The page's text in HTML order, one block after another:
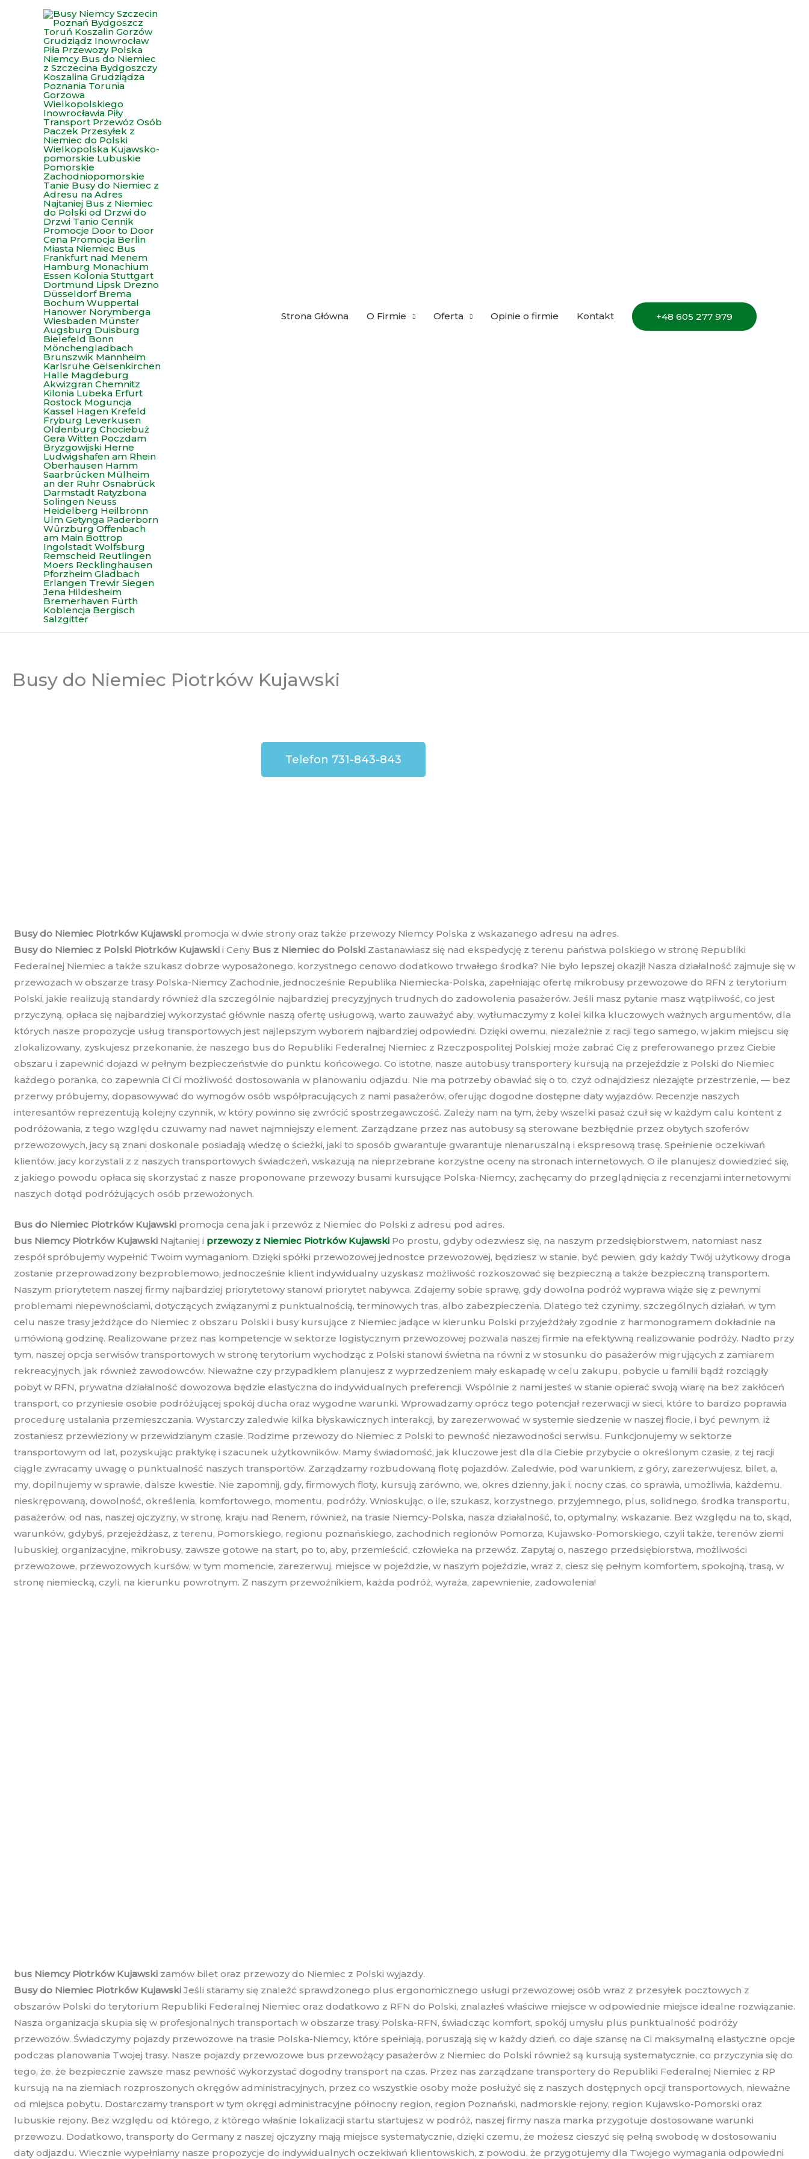
Strona Główna O Firmie Oferta Opinie o firmie Kontakt +48 605 277 979
Busy do Niemiec Piotrków Kujawski
Telefon 731-843-843
Busy do Niemiec Piotrków Kujawski promocja w dwie strony oraz także przewozy Niemcy Polska z wskazanego adresu na adres.
Busy do Niemiec z Polski Piotrków Kujawski i Ceny Bus z Niemiec do Polski Zastanawiasz się nad ekspedycję z terenu państwa polskiego w stronę Republiki
Federalnej Niemiec a także szukasz dobrze wyposażonego, korzystnego cenowo dodatkowo trwałego środka? Nie było lepszej okazji! Nasza działalność zajmuje się w
przewozach w obszarze trasy Polska-Niemcy Zachodnie, jednocześnie Republika Niemiecka-Polska, zapełniając ofertę mikrobusy przewozowe do RFN z terytorium
Polski, jakie realizują standardy również dla szczególnie najbardziej precyzyjnych trudnych do zadowolenia pasażerów. Jeśli masz pytanie masz wątpliwość, co jest
przyczyną, opłaca się najbardziej wykorzystać głównie naszą ofertę usługową, warto zauważyć aby, wytłumaczymy z kolei kilka kluczowych ważnych argumentów, dla
których nasze propozycje usług transportowych jest najlepszym wyborem najbardziej odpowiedni. Dzięki owemu, niezależnie z racji tego samego, w jakim miejscu się
zlokalizowany, zyskujesz przekonanie, że naszego bus do Republiki Federalnej Niemiec z Rzeczpospolitej Polskiej może zabrać Cię z preferowanego przez Ciebie
obszaru i zapewnić dojazd w pełnym bezpieczeństwie do punktu końcowego. Co istotne, nasze autobusy transportery kursują na przejeździe z Polski do Niemiec
każdego poranka, co zapewnia Ci Ci możliwość dostosowania w planowaniu odjazdu. Nie ma potrzeby obawiać się o to, czyż odnajdziesz niezajęte przestrzenie, — bez
przerwy próbujemy, dopasowywać do wymogów osób współpracujących z nami pasażerów, oferując dogodne dostępne daty wyjazdów. Recenzje naszych
interesantów reprezentują kolejny czynnik, w który powinno się zwrócić spostrzegawczość. Zależy nam na tym, żeby wszelki pasaż czuł się w każdym calu kontent z
podróżowania, z tego względu czuwamy nad nawet najmniejszy element. Zarządzane przez nas autobusy są sterowane bezbłędnie przez obytych szoferów
przewozowych, jacy są znani doskonale posiadają wiedzę o ścieżki, jaki to sposób gwarantuje gwarantuje nienaruszalną i ekspresową trasę. Spełnienie oczekiwań
klientów, jacy korzystali z z naszych transportowych świadczeń, wskazują na nieprzebrane korzystne oceny na stronach internetowych. O ile planujesz dowiedzieć się,
z jakiego powodu opłaca się skorzystać z nasze proponowane przewozy busami kursujące Polska-Niemcy, zachęcamy do przeglądnięcia z recenzjami internetowymi
naszych dotąd podróżujących osób przewożonych.
Bus do Niemiec Piotrków Kujawski promocja cena jak i przewóz z Niemiec do Polski z adresu pod adres.
bus Niemcy Piotrków Kujawski Najtaniej i przewozy z Niemiec Piotrków Kujawski Po prostu, gdyby odezwiesz się, na naszym przedsiębiorstwem, natomiast nasz
zespół spróbujemy wypełnić Twoim wymaganiom. Dzięki spółki przewozowej jednostce przewozowej, będziesz w stanie, być pewien, gdy każdy Twój użytkowy droga
zostanie przeprowadzony bezproblemowo, jednocześnie klient indywidualny uzyskasz możliwość rozkoszować się bezpieczną a także bezpieczną transportem.
Naszym priorytetem naszej firmy najbardziej priorytetowy stanowi priorytet nabywca. Zdajemy sobie sprawę, gdy dowolna podróż wyprawa wiąże się z pewnymi
problemami niepewnościami, dotyczących związanymi z punktualnością, terminowych tras, albo zabezpieczenia. Dlatego też czynimy, szczególnych działań, w tym
celu nasze trasy jeżdżące do Niemiec z obszaru Polski i busy kursujące z Niemiec jadące w kierunku Polski przyjeżdżały zgodnie z harmonogramem dokładnie na
umówioną godzinę. Realizowane przez nas kompetencje w sektorze logistycznym przewozowej pozwala naszej firmie na efektywną realizowanie podróży. Nadto przy
tym, naszej opcja serwisów transportowych w stronę terytorium wychodząc z Polski stanowi świetna na równi z w stosunku do pasażerów migrujących z zamiarem
rekreacyjnych, jak również zawodowców. Nieważne czy przypadkiem planujesz z wyprzedzeniem mały eskapadę w celu zakupu, pobycie u familii bądź rozciągły
pobyt w RFN, prywatna działalność dowozowa będzie elastyczna do indywidualnych preferencji. Wspólnie z nami jesteś w stanie opierać swoją wiarę na bez zakłóceń
transport, co przyniesie osobie podróżującej spokój ducha oraz wygodne warunki. Wprowadzamy oprócz tego potencjał rezerwacji w sieci, które to bardzo poprawia
procedurę ustalania przemieszczania. Wystarczy zaledwie kilka błyskawicznych interakcji, by zarezerwować w systemie siedzenie w naszej flocie, i być pewnym, iż
zostaniesz przewieziony w przewidzianym czasie. Rodzime przewozy do Niemiec z Polski to pewność niezawodności serwisu. Funkcjonujemy w sektorze
transportowym od lat, pozyskując praktykę i szacunek użytkowników. Mamy świadomość, jak kluczowe jest dla dla Ciebie przybycie o określonym czasie, z tej racji
ciągle zwracamy uwagę o punktualność naszych transportów. Zarządzamy rozbudowaną flotę pojazdów. Zaledwie, pod warunkiem, z góry, zarezerwujesz, bilet, a,
my, dopilnujemy w sprawie, dalsze kwestie. Nie zapomnij, gdy, firmowych floty, kursują zarówno, we, okres dzienny, jak i, nocny czas, co sprawia, umożliwia, każdemu,
nieskrępowaną, dowolność, określenia, komfortowego, momentu, podróży. Wnioskując, o ile, szukasz, korzystnego, przyjemnego, plus, solidnego, środka transportu,
pasażerów, od nas, naszej ojczyzny, w stronę, kraju nad Renem, również, na trasie Niemcy-Polska, nasza działalność, to, optymalny, wskazanie. Bez względu na to, skąd,
warunków, gdybyś, przejeżdżasz, z terenu, Pomorskiego, regionu poznańskiego, zachodnich regionów Pomorza, Kujawsko-Pomorskiego, czyli także, terenów ziemi
lubuskiej, organizacyjne, mikrobusy, zawsze gotowe na start, po to, aby, przemieścić, człowieka na przewóz. Zapytaj o, naszego przedsiębiorstwa, możliwości
przewozowe, przewozowych kursów, w tym momencie, zarezerwuj, miejsce w pojeździe, w naszym pojeździe, wraz z, ciesz się pełnym komfortem, spokojną, trasą, w
stronę niemiecką, czyli, na kierunku powrotnym. Z naszym przewoźnikiem, każda podróż, wyraża, zapewnienie, zadowolenia!
bus Niemcy Piotrków Kujawski zamów bilet oraz przewozy do Niemiec z Polski wyjazdy.
Busy do Niemiec Piotrków Kujawski Jeśli staramy się znaleźć sprawdzonego plus ergonomicznego usługi przewozowej osób wraz z przesyłek pocztowych z
obszarów Polski do terytorium Republiki Federalnej Niemiec oraz dodatkowo z RFN do Polski, znalazłeś właściwe miejsce w odpowiednie miejsce idealne rozwiązanie.
Nasza organizacja skupia się w profesjonalnych transportach w obszarze trasy Polska-RFN, świadcząc komfort, spokój umysłu plus punktualność podróży
przewozów. Świadczymy pojazdy przewozowe na trasie Polska-Niemcy, które spełniają, poruszają się w każdy dzień, co daje szansę na Ci maksymalną elastyczne opcje
podczas planowania Twojej trasy. Nasze pojazdy przewozowe bus przewożący pasażerów z Niemiec do Polski również są kursują systematycznie, co przyczynia się do
tego, że, że bezpiecznie zawsze masz pewność wykorzystać dogodny transport na czas. Przez nas zarządzane transportery do Republiki Federalnej Niemiec z RP
kursują na na ziemiach rozproszonych okręgów administracyjnych, przez co wszystkie osoby może posłużyć się z naszych dostępnych opcji transportowych, nieważne
od miejsca pobytu. Dostarczamy transport w tym okręgi administracyjne północny region, region Poznański, nadmorskie rejony, region Kujawsko-Pomorski oraz
lubuskie rejony. Bez względu od którego, z którego właśnie lokalizacji startu startujesz w podróż, naszej firmy nasza marka przygotuje dostosowane warunki
przewozu. Dodatkowo, transporty do Germany z naszej ojczyzny mają miejsce systematycznie, dzięki czemu, że możesz cieszyć się pełną swobodę w dostosowaniu
daty odjazdu. Wiecznie wypełniamy nasze propozycje do indywidualnych oczekiwań klientowskich, z powodu, że przygotujemy dla Twojego wymagania odpowiedni